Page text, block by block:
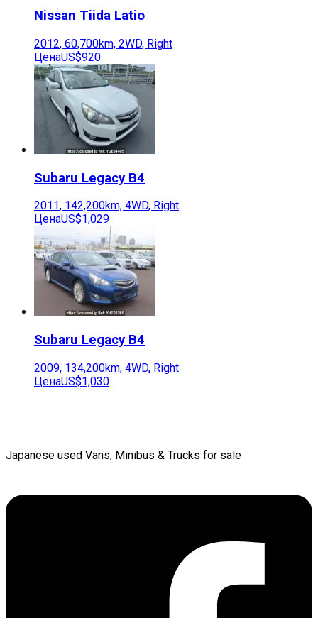
Nissan Tiida Latio
2012, 60,700km, 2WD, Right
ЦенаUS$920
Subaru Legacy B4
2011, 142,200km, 4WD, Right
ЦенаUS$1,029
Subaru Legacy B4
2009, 134,200km, 4WD, Right
ЦенаUS$1,030
Japanese used Vans, Minibus & Trucks for sale